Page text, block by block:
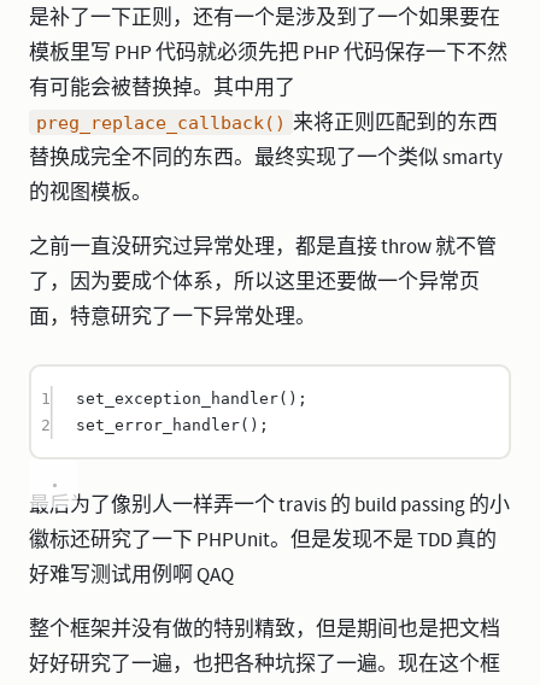
是补了一下正则，还有一个是涉及到了一个如果要在
模板里写 PHP 代码就必须先把 PHP 代码保存一下不然
有可能会被替换掉。其中用了
preg_replace_callback() 来将正则匹配到的东西
替换成完全不同的东西。最终实现了一个类似 smarty
的视图模板。
之前一直没研究过异常处理，都是直接 throw 就不管
了，因为要成个体系，所以这里还要做一个异常页
面，特意研究了一下异常处理。
1 set_exception_handler();
2
set_error_handler();
最后为了像别人一样弄一个 travis 的 build passing 的小
徽标还研究了一下 PHPUnit。但是发现不是 TDD 真的
好难写测试用例啊 QAQ
整个框架并没有做的特别精致，但是期间也是把文档
好好研究了一遍，也把各种坑探了一遍。现在这个框